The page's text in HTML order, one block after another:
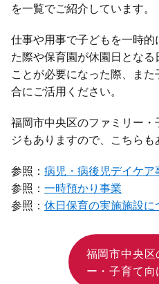
を一覧でご紹介しています。
仕事や用事で子どもを一時
た際や保育園が休園日とな
ことが必要になった際、ま
合にご活用ください。
福岡市中央区のファミリー
ジもありますので、こちらも
参照：病児・病後児デイケア
参照：一時預かり事業
参照：休日保育の実施施設に
福岡市中央区
ー・子育て